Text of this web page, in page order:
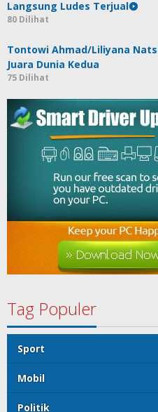
Langsung Ludes Terjual
80 Dilihat
Tontowi Ahmad/Liliyana
Juara Dunia Kedua
75 Dilihat
Tag Populer
Sport
Mobil
Politik